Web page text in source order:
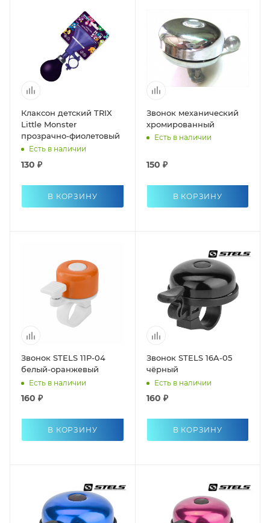
Клаксон детский TRIX
Little Monster
прозрачно-фиолетовый
Есть в наличии
130 ₽
В КОРЗИНУ
Звонок механический
хромированный
Есть в наличии
150 ₽
В КОРЗИНУ
Звонок STELS 11P-04
белый-оранжевый
Есть в наличии
160 ₽
В КОРЗИНУ
Звонок STELS 16A-05
чёрный
Есть в наличии
160 ₽
В КОРЗИНУ